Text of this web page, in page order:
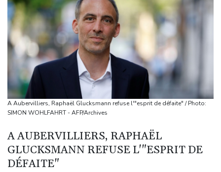
Face à la guerre, Arabie saoudite, Pakistan et Turquie scellent un
pacte de défense
Euro de natation: Olivier et Fontaine offrent aux Bleus deux
médailles en eau libre
L'Eglise détaille le riche programme du pape en France fin
septembre
Les Bourses européennes en hausse dans l'attente des chiffres
de l'emploi américain
Duralex: deux entrepreneurs français et un fonds hongkongais
en lice
Grèce : trois personnes en détention provisoire après l'incendie à
l'ouest d'Athènes
A Aubervilliers, Raphaël Glucksmann refuse l'"esprit de défaite" / Photo:
SIMON WOHLFAHRT - AFP/Archives
A AUBERVILLIERS, RAPHAËL
GLUCKSMANN REFUSE L'"ESPRIT DE
DÉFAITE"